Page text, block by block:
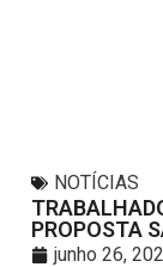
NOTÍCIAS
PROPOSTA
junho 26,